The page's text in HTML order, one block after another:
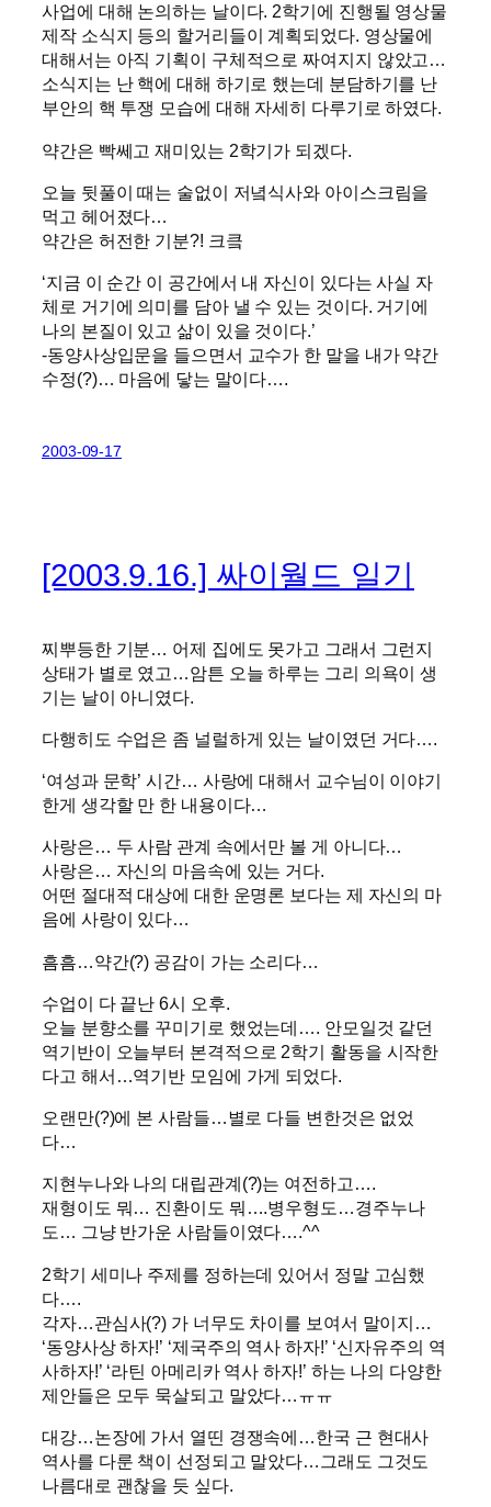
사업에 대해 논의하는 날이다. 2학기에 진행될 영상물
제작 소식지 등의 할거리들이 계획되었다. 영상물에
대해서는 아직 기획이 구체적으로 짜여지지 않았고…
소식지는 난 핵에 대해 하기로 했는데 분담하기를 난
부안의 핵 투쟁 모습에 대해 자세히 다루기로 하였다.
약간은 빡쎄고 재미있는 2학기가 되겠다.
오늘 뒷풀이 때는 술없이 저녘식사와 아이스크림을
먹고 헤어졌다…
약간은 허전한 기분?! 크킄
‘지금 이 순간 이 공간에서 내 자신이 있다는 사실 자
체로 거기에 의미를 담아 낼 수 있는 것이다. 거기에
나의 본질이 있고 삶이 있을 것이다.’
-동양사상입문을 들으면서 교수가 한 말을 내가 약간
수정(?)… 마음에 닿는 말이다….
2003-09-17
[2003.9.16.] 싸이월드 일기
찌뿌등한 기분… 어제 집에도 못가고 그래서 그런지
상태가 별로 였고…암튼 오늘 하루는 그리 의욕이 생
기는 날이 아니였다.
다행히도 수업은 좀 널럴하게 있는 날이였던 거다….
‘여성과 문학’ 시간… 사랑에 대해서 교수님이 이야기
한게 생각할 만 한 내용이다…
사랑은… 두 사람 관계 속에서만 볼 게 아니다…
사랑은… 자신의 마음속에 있는 거다.
어떤 절대적 대상에 대한 운명론 보다는 제 자신의 마
음에 사랑이 있다…
흠흠…약간(?) 공감이 가는 소리다…
수업이 다 끝난 6시 오후.
오늘 분향소를 꾸미기로 했었는데…. 안모일것 같던
역기반이 오늘부터 본격적으로 2학기 활동을 시작한
다고 해서…역기반 모임에 가게 되었다.
오랜만(?)에 본 사람들…별로 다들 변한것은 없었
다…
지현누나와 나의 대립관계(?)는 여전하고….
재형이도 뭐… 진환이도 뭐….병우형도…경주누나
도… 그냥 반가운 사람들이였다….^^
2학기 세미나 주제를 정하는데 있어서 정말 고심했
다….
각자…관심사(?) 가 너무도 차이를 보여서 말이지…
‘동양사상 하자!’ ‘제국주의 역사 하자!’ ‘신자유주의 역
사하자!’ ‘라틴 아메리카 역사 하자!’ 하는 나의 다양한
제안들은 모두 묵살되고 말았다…ㅠㅠ
대강…논장에 가서 열띤 경쟁속에…한국 근 현대사
역사를 다룬 책이 선정되고 말았다…그래도 그것도
나름대로 괜찮을 듯 싶다.